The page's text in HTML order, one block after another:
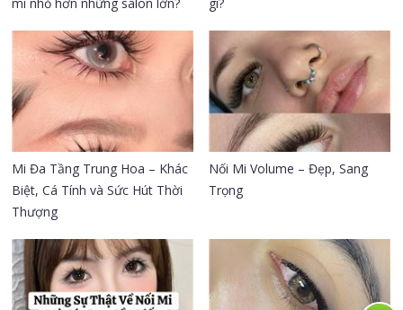
Mi Đa Tầng Trung Hoa – Khác
Biệt, Cá Tính và Sức Hút Thời
Thượng
Nối Mi Volume – Đẹp, Sang
Trọng